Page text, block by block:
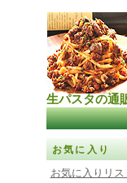
生パスタの
お気に入り
お気に入りリ